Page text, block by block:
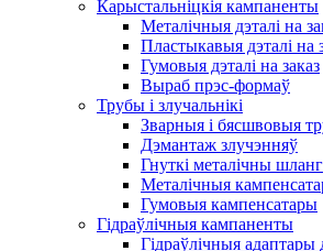
Карыстальніцкія кампаненты
Металічныя дэталі на
Пластыкавыя дэталі на
Гумовыя дэталі на заказ
Выраб прэс-формаў
Трубы і злучальнікі
Зварныя і бясшвовыя
Дэмантаж злучэнняў
Гнуткі металічны шланг
Металічныя
Гумовыя кампенсатары
Гідраўлічныя кампаненты
Гідраўлічныя адаптары